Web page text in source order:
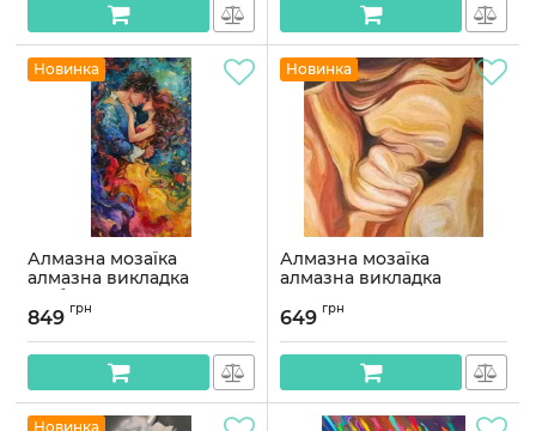
Новинка
Алмазна мозаїка
алмазна викладка
Любовний танець 70x40
OG00707SB
Артикул:OG00707SB
849 грн
Новинка
Алмазна мозаїка
алмазна викладка
OG00702SB
Артикул:OG00702SB
649 грн
Новинка